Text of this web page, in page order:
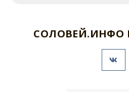
СОЛОВЕЙ.ИНФО